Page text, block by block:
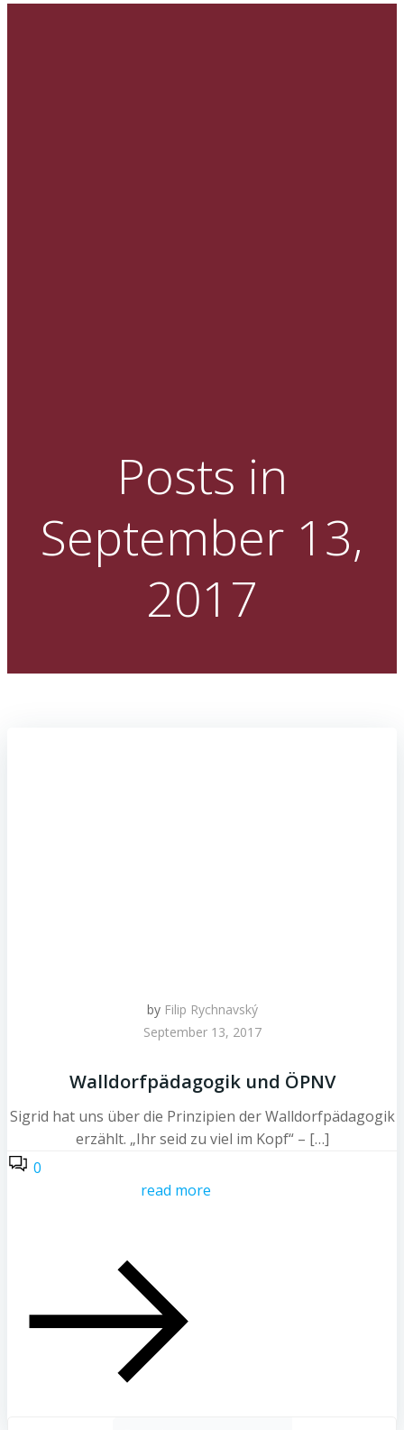
Posts in
September 13,
2017
by Filip Rychnavský
September 13, 2017
Walldorfpädagogik und ÖPNV
Sigrid hat uns über die Prinzipien der Walldorfpädagogik
erzählt. „Ihr seid zu viel im Kopf“ – […]
0
read more